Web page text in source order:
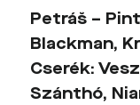
Petráš –
Blackman,
Cserék:
Szánthó,